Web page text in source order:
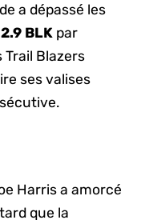
a dépassé les
2.9 BLK par
Trail Blazers
ses valises
Harris a amorcé
que la